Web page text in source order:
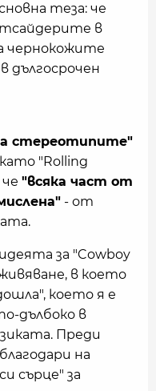
теза: че
в
чернокожите
дългосрочен
стереотипите"
"Rolling
"всяка част от
- от
за "Cowboy
в което
което я е
дълбоко в
Преди
на
сърце" за